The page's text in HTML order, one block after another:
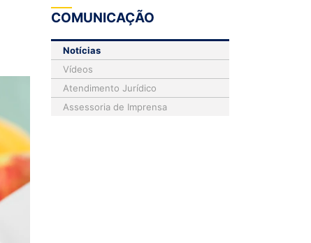
COMUNICAÇÃO
Notícias
Vídeos
Atendimento Jurídico
Assessoria de Imprensa